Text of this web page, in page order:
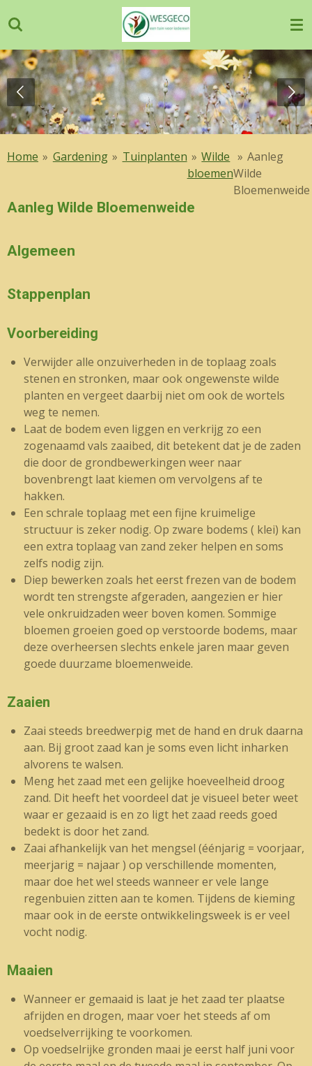
direct
naar
de
hoofdinhoud
Home » Gardening » Tuinplanten » Wilde
bloemen
» Aanleg
Wilde
Bloemenweide
Aanleg Wilde Bloemenweide
Algemeen
Stappenplan
Voorbereiding
Verwijder alle onzuiverheden in de toplaag zoals
stenen en stronken, maar ook ongewenste wilde
planten en vergeet daarbij niet om ook de wortels
weg te nemen.
Laat de bodem even liggen en verkrijg zo een
zogenaamd vals zaaibed, dit betekent dat je de zaden
die door de grondbewerkingen weer naar
bovenbrengt laat kiemen om vervolgens af te
hakken.
Een schrale toplaag met een fijne kruimelige
structuur is zeker nodig. Op zware bodems ( klei) kan
een extra toplaag van zand zeker helpen en soms
zelfs nodig zijn.
Diep bewerken zoals het eerst frezen van de bodem
wordt ten strengste afgeraden, aangezien er hier
vele onkruidzaden weer boven komen. Sommige
bloemen groeien goed op verstoorde bodems, maar
deze overheersen slechts enkele jaren maar geven
goede duurzame bloemenweide.
Zaaien
Zaai steeds breedwerpig met de hand en druk daarna
aan. Bij groot zaad kan je soms even licht inharken
alvorens te walsen.
Meng het zaad met een gelijke hoeveelheid droog
zand. Dit heeft het voordeel dat je visueel beter weet
waar er gezaaid is en zo ligt het zaad reeds goed
bedekt is door het zand.
Zaai afhankelijk van het mengsel (éénjarig = voorjaar,
meerjarig = najaar ) op verschillende momenten,
maar doe het wel steeds wanneer er vele lange
regenbuien zitten aan te komen. Tijdens de kieming
maar ook in de eerste ontwikkelingsweek is er veel
vocht nodig.
Maaien
Wanneer er gemaaid is laat je het zaad ter plaatse
afrijden en drogen, maar voer het steeds af om
voedselverrijking te voorkomen.
Op voedselrijke gronden maai je eerst half juni voor